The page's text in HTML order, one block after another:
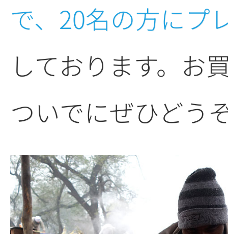
で、20名の方にプ
しております。お
ついでにぜひどう